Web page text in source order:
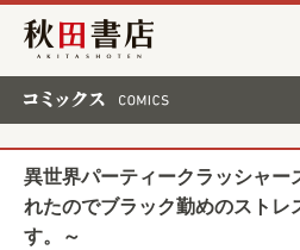
秋田書店
異世界パーティークラッシャー
れたのでブラック勤めのストレ
す。～